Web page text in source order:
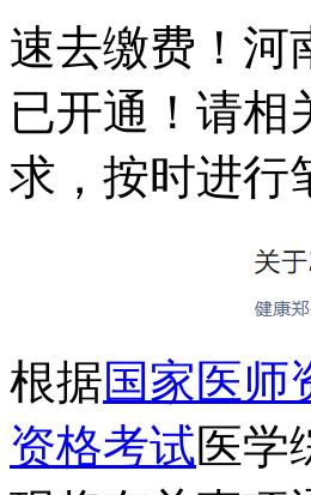
速去缴费！河
已开通！请相
求，按时进行
根据国家医师
资格考试医学